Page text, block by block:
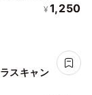
¥ 1,250
スキャン